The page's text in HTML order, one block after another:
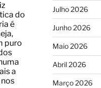
do
é
puro
a
Julho 2026
Junho 2026
Maio 2026
Abril 2026
Março 2026